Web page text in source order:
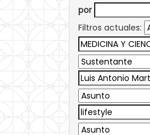
por
Filtros actuales: